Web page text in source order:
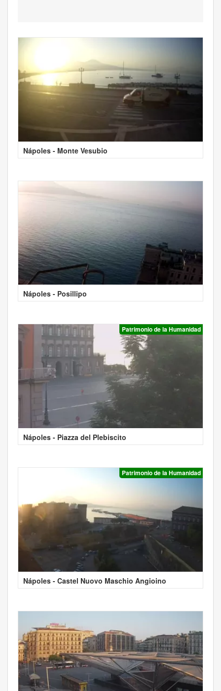
Nápoles - Monte Vesubio
Nápoles - Posillipo
Patrimonio de la Humanidad
Nápoles - Piazza del Plebiscito
Patrimonio de la Humanidad
Nápoles - Castel Nuovo Maschio Angioino